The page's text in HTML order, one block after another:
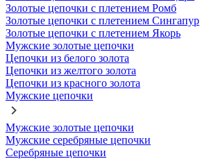
Золотые цепочки с плетением Ромб
Золотые цепочки с плетением Сингапур
Золотые цепочки с плетением Якорь
Мужские золотые цепочки
Цепочки из белого золота
Цепочки из желтого золота
Цепочки из красного золота
Мужские цепочки
Мужские золотые цепочки
Мужские серебряные цепочки
Серебряные цепочки